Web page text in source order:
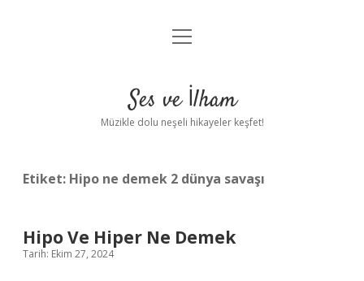
Anasayfa
Yasal Uyarı
menüyü
Ses ve İlham
Müzikle dolu neşeli hikayeler keşfet!
Etiket: Hipo ne demek 2 dünya savaşı
Hipo Ve Hiper Ne Demek
Tarih: Ekim 27, 2024